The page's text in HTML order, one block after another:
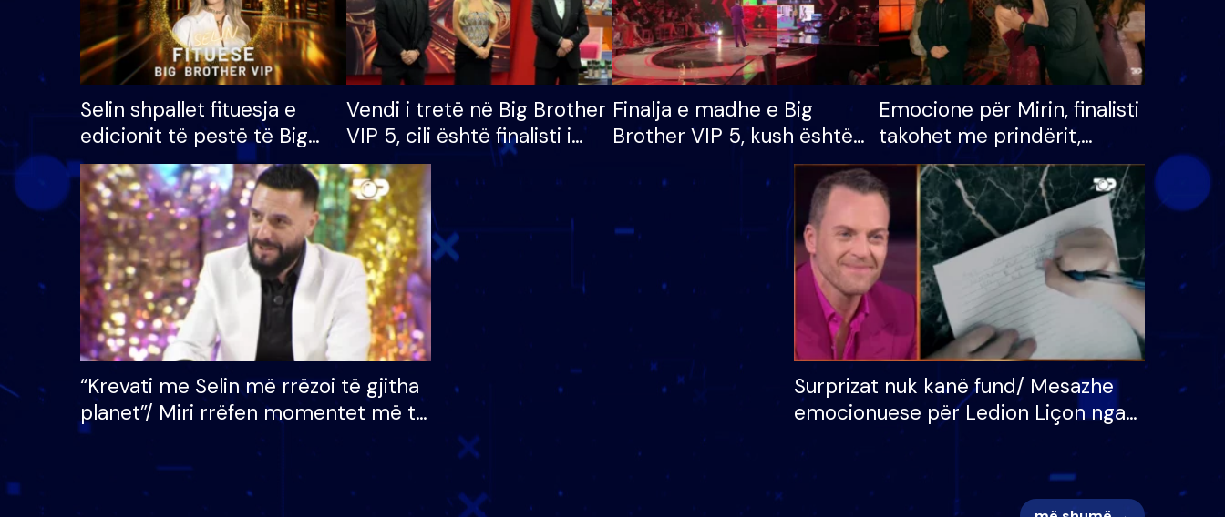
Selin shpallet fituesja e
edicionit të pestë të Big
Brother VIP, rrëmben
çmimin e madh prej 100
mijë eurosh
Vendi i tretë në Big Brother
VIP 5, cili është finalisti i
radhës që lë shtëpinë
Finalja e madhe e Big
Brother VIP 5, kush është
banori i parë që lë shtëpinë
dhe humb mundësinë për
të fituar çmimin e madh
Emocione për Mirin, finalisti
takohet me prindërit,
vajzën dhe bashkëshorten:
S’kemi ndonjë letër divorci
apo jo?
“Krevati me Selin më rrëzoi të gjitha
planet”/ Miri rrëfen momentet më të
bukura në shtëpinë e BB VIP: Do më
mungojë zilja e mëngjesit kur…
Surprizat nuk kanë fund/ Mesazhe
emocionuese për Ledion Liçon nga
nëna dhe fëmijët e tij, moderatori
nuk i mban dot lotët: Nuk meritoj…